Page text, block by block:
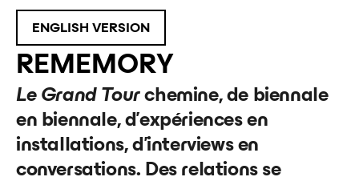
ENGLISH VERSION
REMEMORY
Le Grand Tourchemine, de biennale
en biennale, d’expériences en
installations, d’interviews en
conversations. Des relations se